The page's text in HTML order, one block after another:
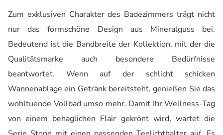
Zum exklusiven Charakter des Badezimmers trägt nicht
nur das formschöne Design aus Mineralguss bei.
Bedeutend ist die Bandbreite der Kollektion, mit der die
Qualitätsmarke auch besondere Bedürfnisse
beantwortet. Wenn auf der schlicht schicken
Wannenablage ein Getränk bereitsteht, genießen Sie das
wohltuende Vollbad umso mehr. Damit Ihr Wellness-Tag
von einem behaglichen Flair gekrönt wird, wartet die